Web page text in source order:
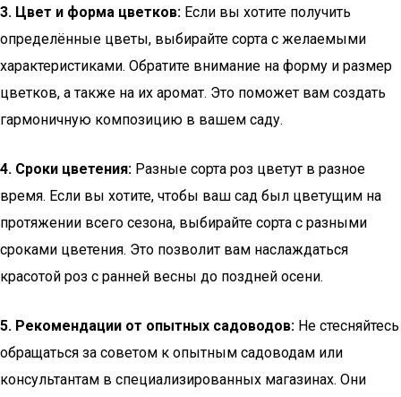
3. Цвет и форма цветков: Если вы хотите получить
определённые цветы, выбирайте сорта с желаемыми
характеристиками. Обратите внимание на форму и размер
цветков, а также на их аромат. Это поможет вам создать
гармоничную композицию в вашем саду.
4. Сроки цветения: Разные сорта роз цветут в разное
время. Если вы хотите, чтобы ваш сад был цветущим на
протяжении всего сезона, выбирайте сорта с разными
сроками цветения. Это позволит вам наслаждаться
красотой роз с ранней весны до поздней осени.
5. Рекомендации от опытных садоводов: Не стесняйтесь
обращаться за советом к опытным садоводам или
консультантам в специализированных магазинах. Они